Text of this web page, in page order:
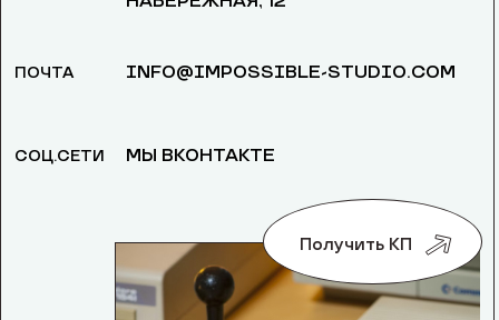
ПОЧТА
СОЦ.СЕТИ
INFO@IMPOSSIBLE-STUDIO.COM
МЫ ВКОНТАКТЕ
Получить КП